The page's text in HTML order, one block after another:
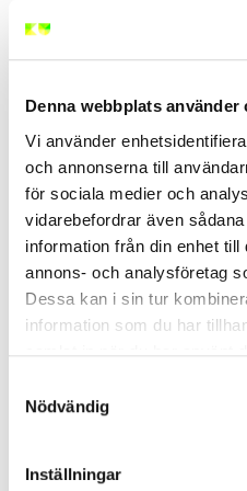
Denna webbplats använder
Vi använder
och annonserna till
för sociala medier och
vidarebefordrar även
information från din enhet
annons- och analysföretag
Dessa kan i sin tur
information som du har
Nödvändig
Inställningar
De flesta målare börjar sin
anläggningsprogrammet
Som vuxen kan du också
eller
För att lyckas i yrket
noggrannhet
färg- och
förståelse för
Samtidigt förändras